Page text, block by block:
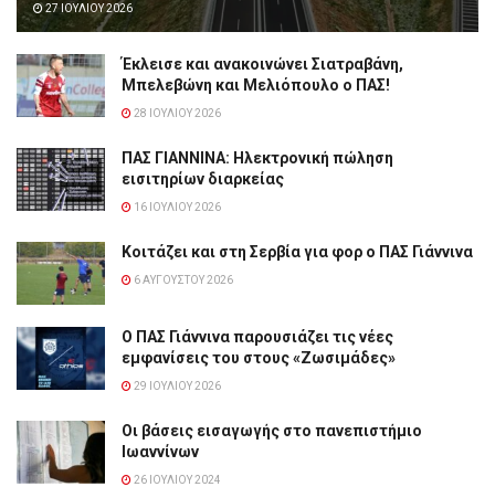
27 ΙΟΥΛΊΟΥ 2026
Έκλεισε και ανακοινώνει Σιατραβάνη,
Μπελεβώνη και Μελιόπουλο ο ΠΑΣ!
28 ΙΟΥΛΊΟΥ 2026
ΠΑΣ ΓΙΑΝΝΙΝΑ: Hλεκτρονική πώληση
εισιτηρίων διαρκείας
16 ΙΟΥΛΊΟΥ 2026
Κοιτάζει και στη Σερβία για φορ ο ΠΑΣ Γιάννινα
6 ΑΥΓΟΎΣΤΟΥ 2026
Ο ΠΑΣ Γιάννινα παρουσιάζει τις νέες
εμφανίσεις του στους «Ζωσιμάδες»
29 ΙΟΥΛΊΟΥ 2026
Οι βάσεις εισαγωγής στο πανεπιστήμιο
Ιωαννίνων
26 ΙΟΥΛΊΟΥ 2024